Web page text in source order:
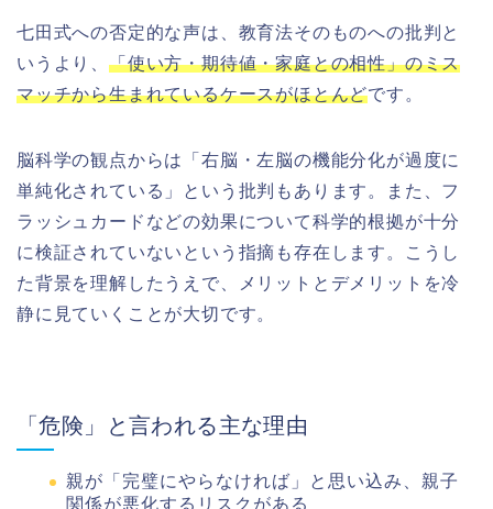
七田式への否定的な声は、教育法そのものへの批判と
いうより、 「使い方・期待値・家庭との相性」のミス
マッチから生まれているケースがほとんどです。
脳科学の観点からは「右脳・左脳の機能分化が過度に
単純化されている」という批判もあります。また、フ
ラッシュカードなどの効果について科学的根拠が十分
に検証されていないという指摘も存在します。こうし
た背景を理解したうえで、メリットとデメリットを冷
静に見ていくことが大切です。
「危険」と言われる主な理由
親が「完璧にやらなければ」と思い込み、親子
関係が悪化するリスクがある